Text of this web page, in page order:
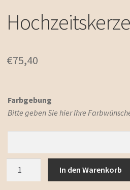
€75,40
Farbgebung
Bitte geben Sie hier Ihre
In den Warenkorb